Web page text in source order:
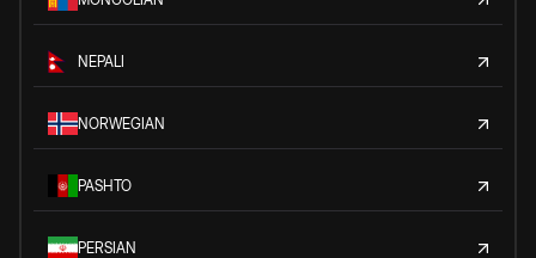
NEPALI
NORWEGIAN
PASHTO
PERSIAN